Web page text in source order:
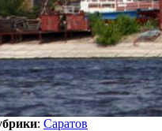
: Саратов